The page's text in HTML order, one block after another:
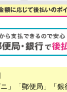
」「郵便局」「銀